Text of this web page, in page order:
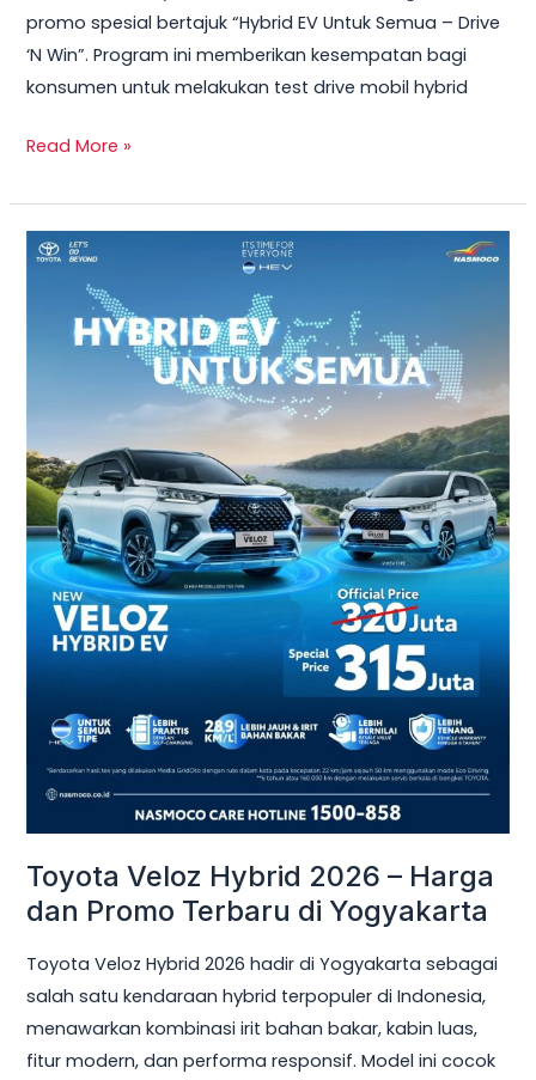
promo spesial bertajuk “Hybrid EV Untuk Semua – Drive
‘N Win”. Program ini memberikan kesempatan bagi
konsumen untuk melakukan test drive mobil hybrid
&
Bawa
Pulang
TV
GRATIS!
Read More »
Toyota Veloz Hybrid 2026 – Harga
dan Promo Terbaru di Yogyakarta
Toyota Veloz Hybrid 2026 hadir di Yogyakarta sebagai
salah satu kendaraan hybrid terpopuler di Indonesia,
menawarkan kombinasi irit bahan bakar, kabin luas,
fitur modern, dan performa responsif. Model ini cocok
Toyota
Promo
Terbaru
di
Yogyakarta